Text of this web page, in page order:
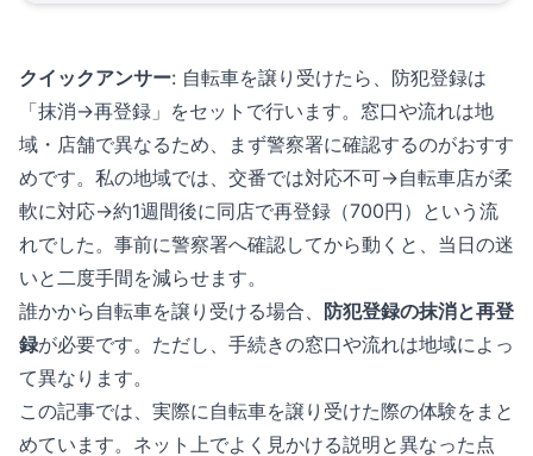
クイックアンサー: 自転車を譲り受けたら、防犯登録は
「抹消→再登録」をセットで行います。窓口や流れは地
域・店舗で異なるため、まず警察署に確認するのがおすす
めです。私の地域では、交番では対応不可→自転車店が柔
軟に対応→約1週間後に同店で再登録（700円）という流
れでした。事前に警察署へ確認してから動くと、当日の迷
いと二度手間を減らせます。
誰かから自転車を譲り受ける場合、 防犯登録の抹消と再登
録が必要です。ただし、手続きの窓口や流れは地域によっ
て異なります。
この記事では、実際に自転車を譲り受けた際の体験をまと
めています。ネット上でよく見かける説明と異なった点